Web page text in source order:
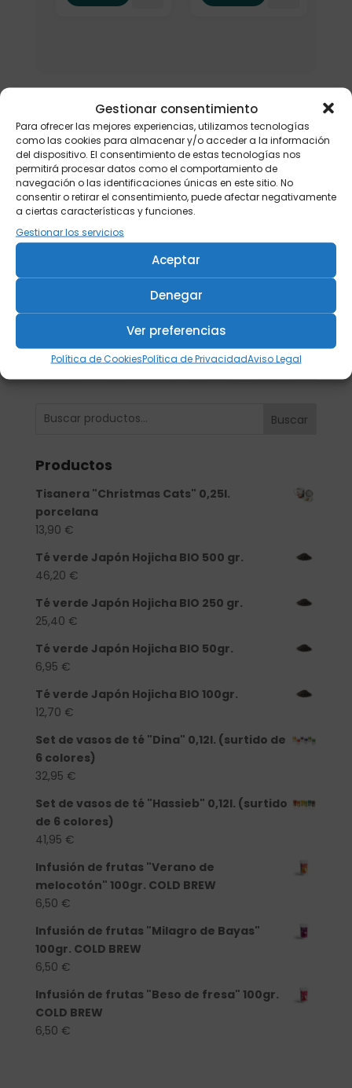
Gestionar consentimiento
Para ofrecer las mejores experiencias, utilizamos tecnologías
como las cookies para almacenar y/o acceder a la información
del dispositivo. El consentimiento de estas tecnologías nos
permitirá procesar datos como el comportamiento de
navegación o las identificaciones únicas en este sitio. No
consentir o retirar el consentimiento, puede afectar negativamente
a ciertas características y funciones.
Gestionar los servicios
Aceptar
Denegar
Ver preferencias
Política de CookiesPolítica de PrivacidadAviso Legal
Buscar
Productos
Tisanera "Christmas Cats" 0,25l.
porcelana
13,90 €
Té verde Japón Hojicha BIO 500 gr.
46,20 €
Té verde Japón Hojicha BIO 250 gr.
25,40 €
Té verde Japón Hojicha BIO 50gr.
6,95 €
Té verde Japón Hojicha BIO 100gr.
12,70 €
Set de vasos de té "Dina" 0,12l. (surtido de
6 colores)
32,95 €
Set de vasos de té "Hassieb" 0,12l. (surtido
de 6 colores)
41,95 €
Infusión de frutas "Verano de
melocotón" 100gr. COLD BREW
6,50 €
Infusión de frutas "Milagro de Bayas"
100gr. COLD BREW
6,50 €
Infusión de frutas "Beso de fresa" 100gr.
COLD BREW
6,50 €